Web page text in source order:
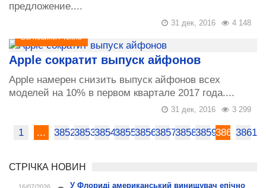
предложение....
4 148
31 дек, 2016
Всі новини/Техно
Apple сократит выпуск айфонов
Apple намерен снизить выпуск айфонов всех
моделей на 10% в первом квартале 2017 года....
3 299
31 дек, 2016
1 ... 3852385338543855385638573858385938603861
СТРІЧКА НОВИН
16/07/2026
У Флориді американський винищувач епічно